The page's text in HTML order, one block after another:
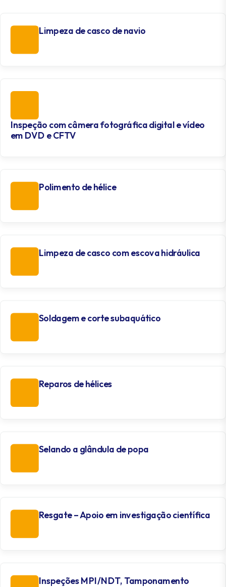
Limpeza de casco de navio
Inspeção com câmera fotográfica digital e vídeo
em DVD e CFTV
Polimento de hélice
Limpeza de casco com escova hidráulica
Soldagem e corte subaquático
Reparos de hélices
Selando a glândula de popa
Resgate – Apoio em investigação científica
Inspeções MPI/NDT, Tamponamento